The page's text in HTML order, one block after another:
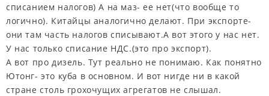
списанием налогов) А на маз- ее нет(что вообще то
логично). Китайцы аналогично делают. При экспорте-
они там часть налогов списывают.А вот этого у нас нет.
У нас только списание НДС.(это про экспорт).
А вот про дизель. Тут реально не понимаю. Как понятно
Ютонг- это куба в основном. И вот нигде ни в какой
стране столь грохочущих агрегатов не слышал.